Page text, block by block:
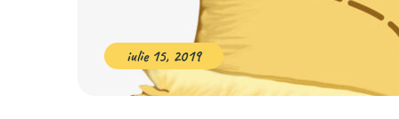
iulie 15, 2019